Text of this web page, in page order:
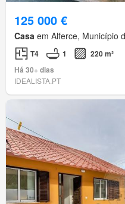
125 000 €
Casa em Alferce, Município
T4 1
220 m²
Há 30+ dias
IDEALISTA.PT